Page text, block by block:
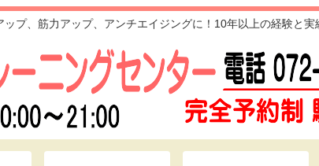
プ、筋力アップ、アンチエイジングに！10年以上の経験と実